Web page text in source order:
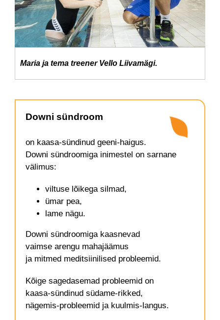
Maria ja tema treener Vello Liivamägi.
Downi sündroom
on kaasa-sündinud geeni-haigus.
Downi sündroomiga inimestel on sarnane
välimus:
viltuse lõikega silmad,
ümar pea,
lame nägu.
Downi sündroomiga kaasnevad
vaimse arengu mahajäämus
ja mitmed meditsiinilised probleemid.
Kõige sagedasemad probleemid on
kaasa-sündinud südame-rikked,
nägemis-probleemid ja kuulmis-langus.